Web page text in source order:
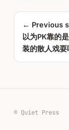
← Previous
以为PK靠的
装的散人戏耍
© Quiet Press